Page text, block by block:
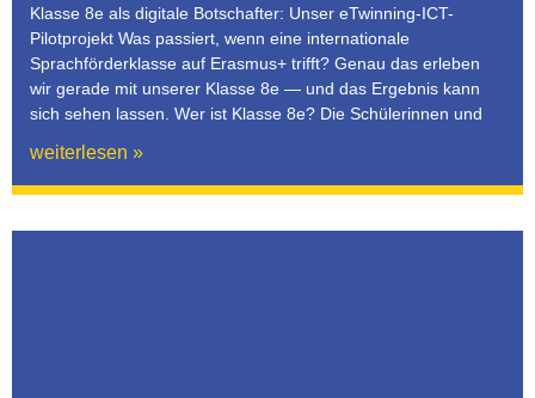
Klasse 8e als digitale Botschafter: Unser eTwinning-ICT-
Pilotprojekt Was passiert, wenn eine internationale
Sprachförderklasse auf Erasmus+ trifft? Genau das erleben
wir gerade mit unserer Klasse 8e — und das Ergebnis kann
sich sehen lassen. Wer ist Klasse 8e? Die Schülerinnen und
weiterlesen »